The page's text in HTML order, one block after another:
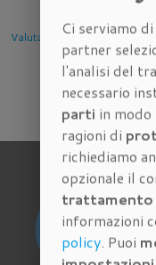
Valutazione Immobile a
Firenze
Ci serviamo
partner
l'analisi del
necessario
parti in
ragioni di
richiediamo
opzionale il
trattamento
informazioni
policy. Puoi